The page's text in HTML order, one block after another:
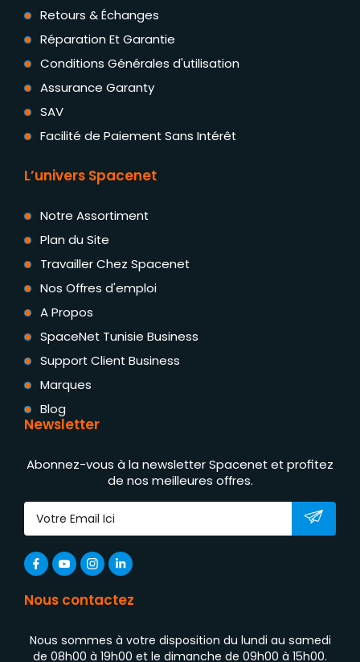
Retours & Échanges
Réparation Et Garantie
Conditions Générales d'utilisation
Assurance Garanty
SAV
Facilité de Paiement Sans Intérêt
L’univers Spacenet
Notre Assortiment
Plan du Site
Travailler Chez Spacenet
Nos Offres d'emploi
A Propos
SpaceNet Tunisie Business
Support Client Business
Marques
Blog
Newsletter
Abonnez-vous à la newsletter Spacenet et profitez
de nos meilleures offres.
Nous contactez
Nous sommes à votre disposition du lundi au samedi
de 08h00 à 19h00 et le dimanche de 09h00 à 15h00.